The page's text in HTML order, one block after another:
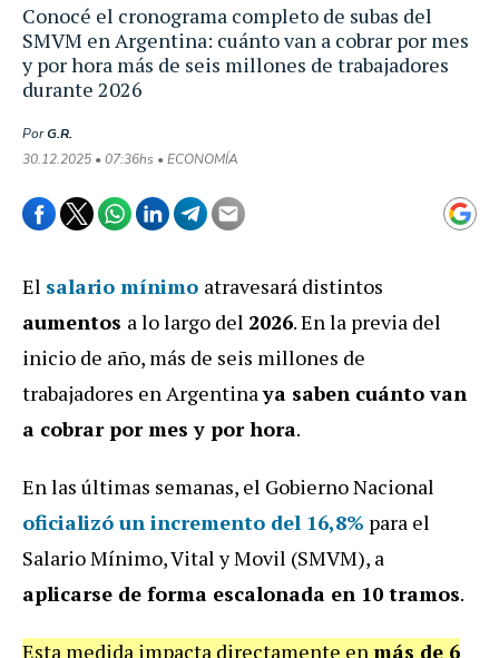
Conocé el cronograma completo de subas del
SMVM en Argentina: cuánto van a cobrar por mes
y por hora más de seis millones de trabajadores
durante 2026
PorG.R.
30.12.2025 • 07:36hs • ECONOMÍA
El salario mínimo atravesará distintos
aumentos a lo largo del 2026. En la previa del
inicio de año, más de seis millones de
trabajadores en Argentinaya saben cuánto van
a cobrar por mes y por hora.
En las últimas semanas, el Gobierno Nacional
oficializó un incremento del 16,8% para el
Salario Mínimo, Vital y Movil (SMVM), a
aplicarse de forma escalonada en 10 tramos.
Esta medida impacta directamente enmás de 6